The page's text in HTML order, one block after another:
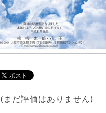
(まだ評価はありません)